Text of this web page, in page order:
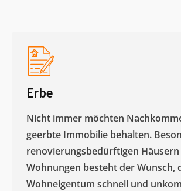
Erbe
Nicht immer möchten
geerbte Immobilie behalten.
renovierungsbedürftigen
Wohnungen besteht der Wunsch,
Wohneigentum schnell und